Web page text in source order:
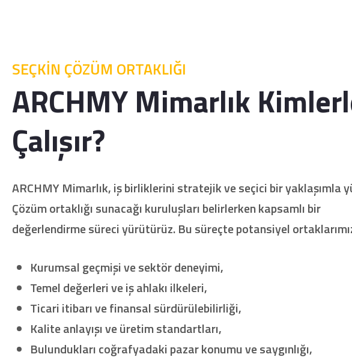
SEÇKİN ÇÖZÜM ORTAKLIĞI
ARCHMY Mimarlık
Çalışır?
ARCHMY Mimarlık, iş birliklerini stratejik ve seçici bir yaklaşımla
Çözüm ortaklığı sunacağı kuruluşları belirlerken kapsamlı bir
değerlendirme süreci yürütürüz. Bu süreçte potansiyel
Kurumsal geçmişi ve sektör deneyimi,
Temel değerleri ve iş ahlakı ilkeleri,
Ticari itibarı ve finansal sürdürülebilirliği,
Kalite anlayışı ve üretim standartları,
Bulundukları coğrafyadaki pazar konumu ve saygınlığı,